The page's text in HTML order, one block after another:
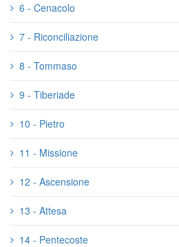
6 - Cenacolo
7 - Riconciliazione
8 - Tommaso
9 - Tiberiade
10 - Pietro
11 - Missione
12 - Ascensione
13 - Attesa
14 - Pentecoste